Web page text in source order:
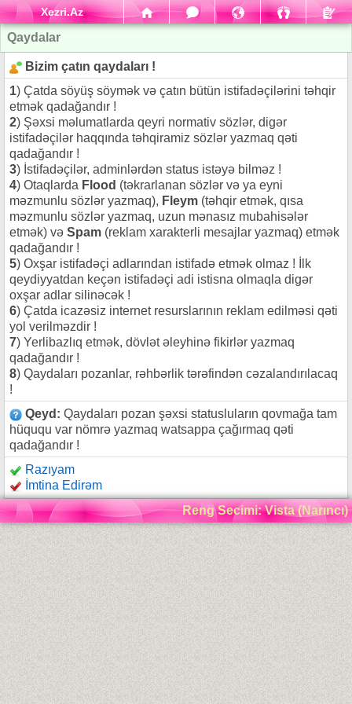
Xezri.Az
Qaydalar
Bizim çatın qaydaları !
1) Çatda söyüş söymək və çatın bütün istifadəçilərini təhqir
etmək qadağandır !
2) Şəxsi məlumatlarda qeyri normativ sözlər, digər
istifadəçilər haqqında təhqiramiz sözlər yazmaq qəti
qadağandır !
3) İstifadəçilər, adminlərdən status istəyə bilməz !
4) Otaqlarda Flood (təkrarlanan sözlər və ya eyni
məzmunlu sözlər yazmaq), Fleym (təhqir etmək, qısa
məzmunlu sözlər yazmaq, uzun mənasız mubahisələr
etmək) və Spam (reklam xarakterli mesajlar yazmaq) etmək
qadağandır !
5) Oxşar istifadəçi adlarından istifadə etmək olmaz ! İlk
qeydiyyatdan keçən istifadəçi adi istisna olmaqla digər
oxşar adlar silinəcək !
6) Çatda icazəsiz internet resurslarının reklam edilməsi qəti
yol verilməzdir !
7) Yerlibazlıq etmək, dövlət əleyhinə fikirlər yazmaq
qadağandır !
8) Qaydaları pozanlar, rəhbərlik tərəfindən cəzalandırılacaq
!
Qeyd: Qaydaları pozan şəxsi statusluların qovmağa tam
hüququ var nömrə yazmaq watsappa çağırmaq qəti
qadağandır !
Razıyam
İmtina Edirəm
Reng Secimi: Vista (Narıncı)